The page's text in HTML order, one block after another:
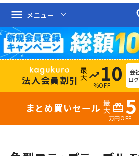
menu メニュー
法人会員割引 trending_up 10
%OFF
会
ロ
まとめ買いセール redeem 5
万円OFF